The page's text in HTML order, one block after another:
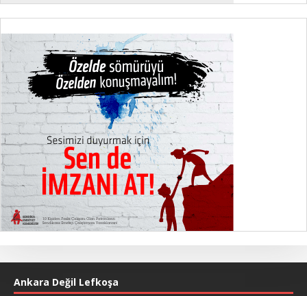
Ankara Değil Lefkoşa